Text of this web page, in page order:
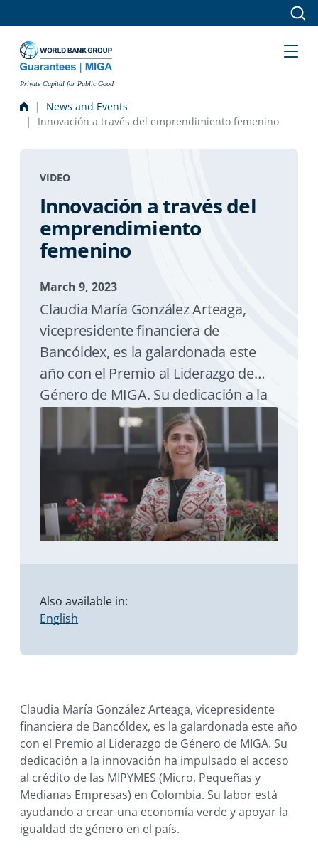
Private Capital for Public Good
News and Events
Innovación a través del emprendimiento femenino
VIDEO
Innovación a través del
emprendimiento
femenino
March 9, 2023
Claudia María González Arteaga,
vicepresidente financiera de
Bancóldex, es la galardonada este
año con el Premio al Liderazgo de
Género de MIGA. Su dedicación a la
innovación ha impulsado el acceso al
crédito de las MIPYMES (Micro,
Pequeñas y Medianas Empresas) en
Also available in:
English
Claudia María González Arteaga, vicepresidente
financiera de Bancóldex, es la galardonada este año
con el Premio al Liderazgo de Género de MIGA. Su
dedicación a la innovación ha impulsado el acceso
al crédito de las MIPYMES (Micro, Pequeñas y
Medianas Empresas) en Colombia. Su labor está
ayudando a crear una economía verde y apoyar la
igualdad de género en el país.